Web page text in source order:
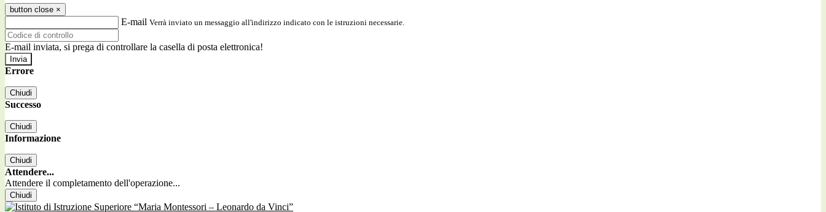
button close ×
E-mail Verrà inviato un messaggio all'indirizzo indicato con le istruzioni necessarie.
E-mail inviata, si prega di controllare la casella di posta elettronica!
Errore
Chiudi
Successo
Chiudi
Informazione
Chiudi
Attendere...
Attendere il completamento dell'operazione...
Chiudi